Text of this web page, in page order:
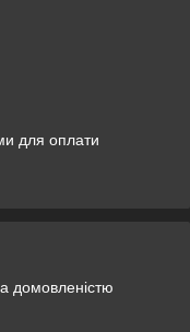
для оплати
домовленістю